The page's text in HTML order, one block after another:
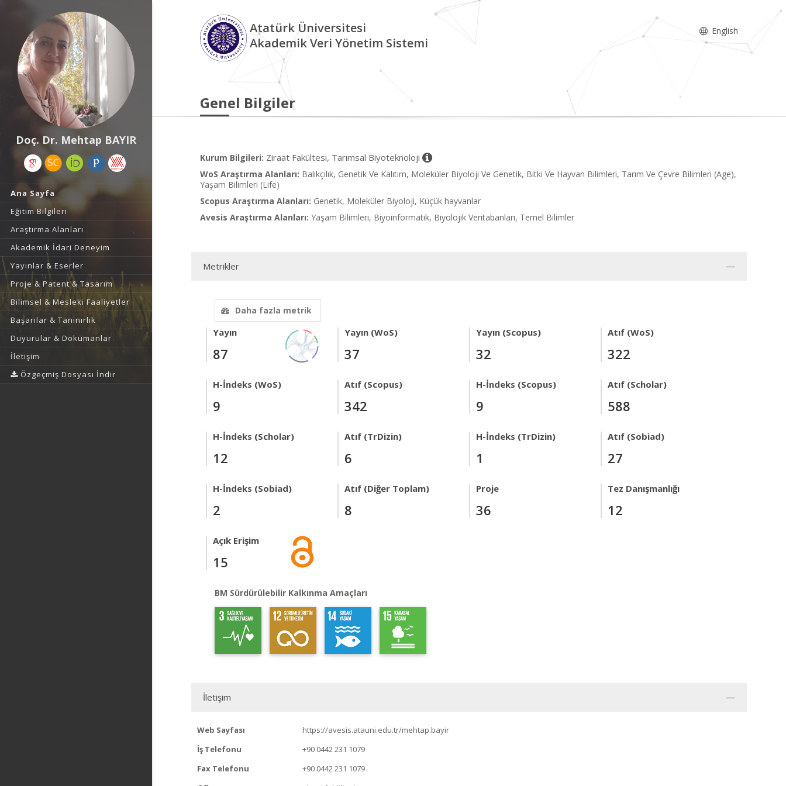
Doç. Dr. Mehtap BAYIR
Ana Sayfa
Eğitim Bilgileri
Araştırma Alanları
Akademik İdari Deneyim
Yayınlar & Eserler
Proje & Patent & Tasarım
Bilimsel & Mesleki Faaliyetler
Başarılar & Tanınırlık
Duyurular & Dokümanlar
İletişim
Özgeçmiş Dosyası İndir
Atatürk Üniversitesi
Akademik Veri Yönetim Sistemi
English
Genel Bilgiler
Kurum Bilgileri: Ziraat Fakültesi, Tarımsal Biyoteknoloji
WoS Araştırma Alanları: Balıkçılık, Genetik Ve Kalıtım, Moleküler Biyoloji Ve Genetik, Bitki Ve Hayvan Bilimleri, Tarım Ve Çevre Bilimleri (Age),
Yaşam Bilimleri (Life)
Scopus Araştırma Alanları: Genetik, Moleküler Biyoloji, Küçük hayvanlar
Avesis Araştırma Alanları: Yaşam Bilimleri, Biyoinformatik, Biyolojik Veritabanları, Temel Bilimler
Metrikler
Daha fazla metrik
Yayın
87
Yayın (WoS)
37
Yayın (Scopus)
32
Atıf (WoS)
322
H-İndeks (WoS)
9
Atıf (Scopus)
342
H-İndeks (Scopus)
9
Atıf (Scholar)
588
H-İndeks (Scholar)
12
Atıf (TrDizin)
6
H-İndeks (TrDizin)
1
Atıf (Sobiad)
27
H-İndeks (Sobiad)
2
Atıf (Diğer Toplam)
8
Proje
36
Tez Danışmanlığı
12
Açık Erişim
15
BM Sürdürülebilir Kalkınma Amaçları
İletişim
Web Sayfası
https://avesis.atauni.edu.tr/mehtap.bayir
İş Telefonu
+90 0442 231 1079
Fax Telefonu
+90 0442 231 1079